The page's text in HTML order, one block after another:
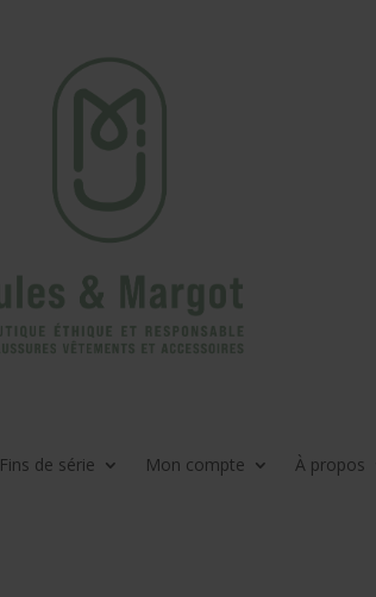
Fins de série Mon compte À propos